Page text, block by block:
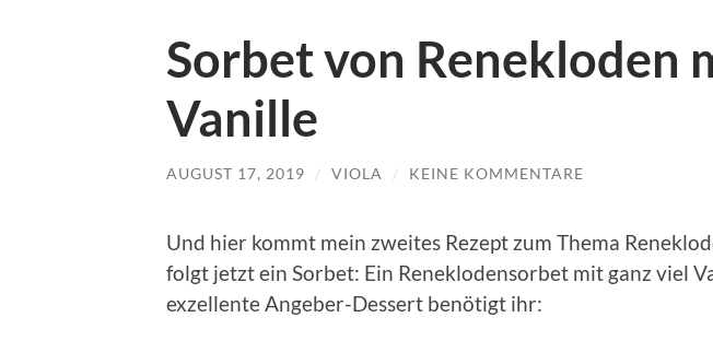
Sorbet von Renekloden
Vanille
AUGUST 17, 2019 / VIOLA / KEINE KOMMENTARE
Und hier kommt mein zweites Rezept zum Thema
folgt jetzt ein Sorbet: Ein Reneklodensorbet mit ganz viel
exzellente Angeber-Dessert benötigt ihr: